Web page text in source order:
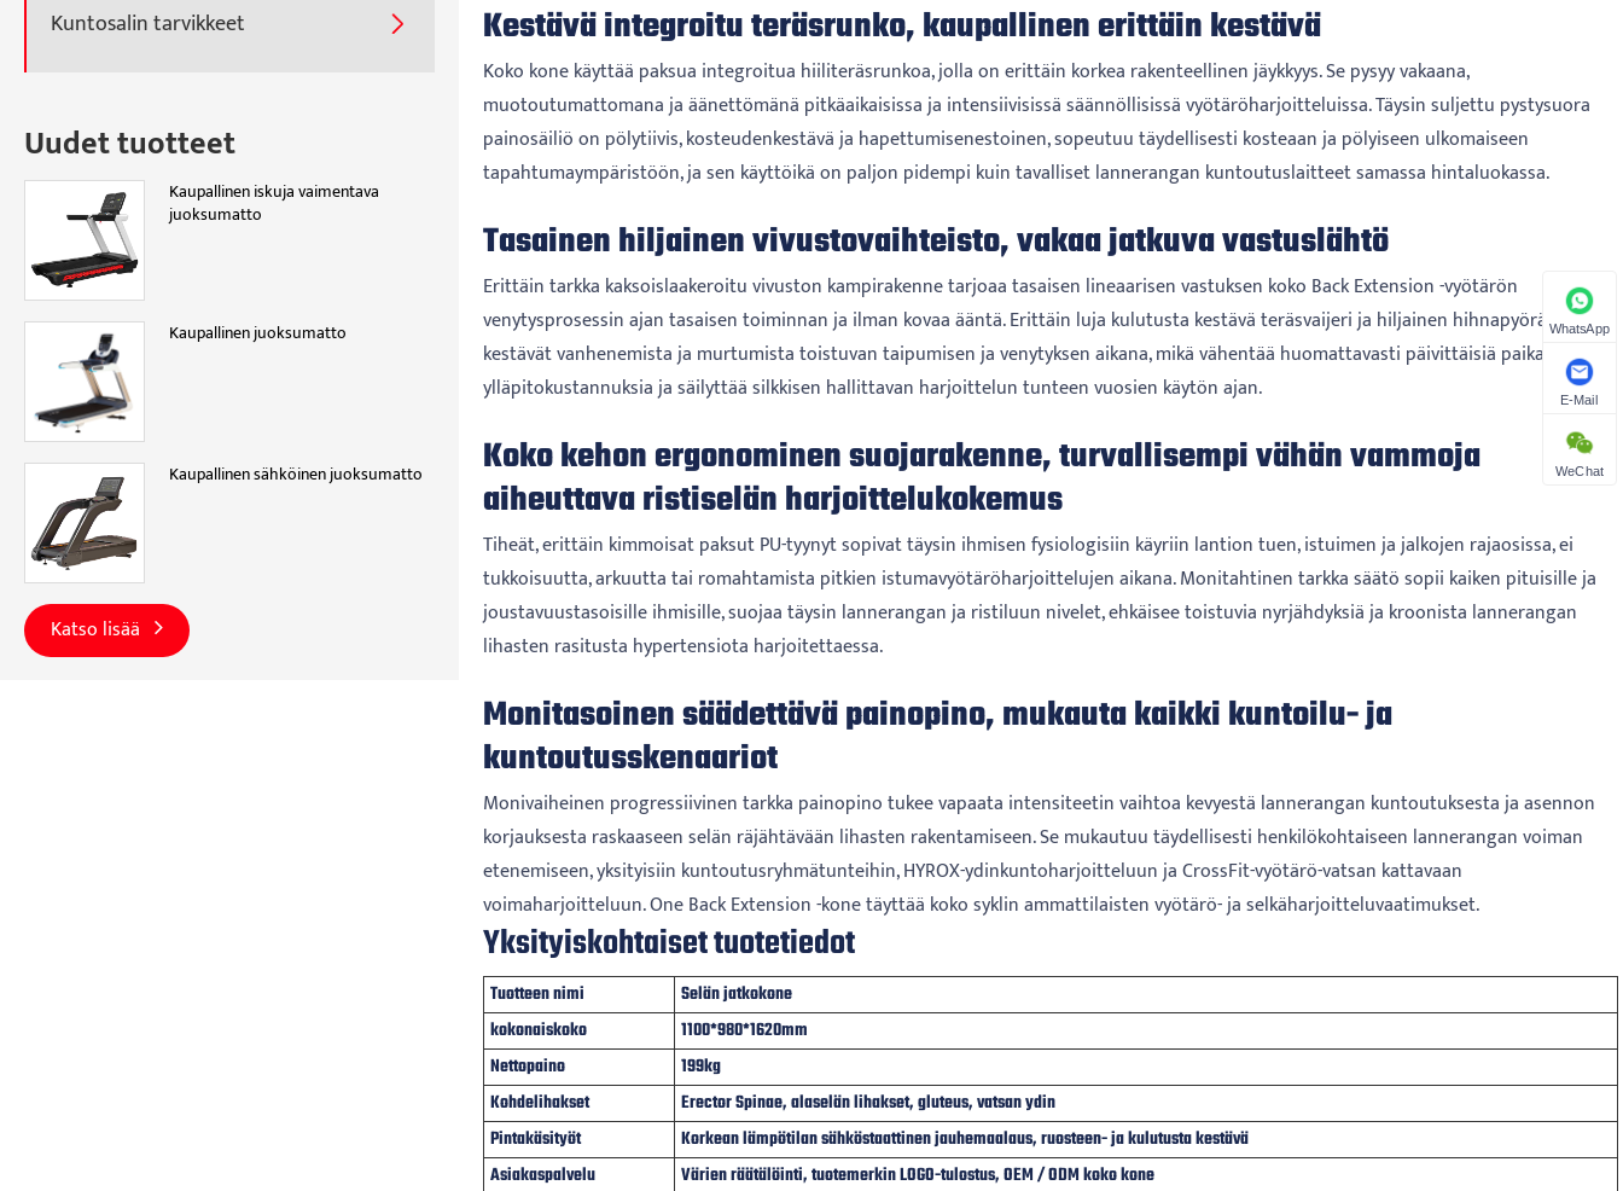
Kuntosalin tarvikkeet 
Uudet tuotteet
Kaupallinen iskuja vaimentava
juoksumatto
Kaupallinen juoksumatto
Kaupallinen sähköinen juoksumatto
Katso lisää
Kestävä integroitu teräsrunko, kaupallinen erittäin kestävä
Koko kone käyttää paksua integroitua hiiliteräsrunkoa, jolla on erittäin korkea rakenteellinen jäykkyys. Se pysyy vakaana,
muotoutumattomana ja äänettömänä pitkäaikaisissa ja intensiivisissä säännöllisissä vyötäröharjoitteluissa. Täysin suljettu pystysuora
painosäiliö on pölytiivis, kosteudenkestävä ja hapettumisenestoinen, sopeutuu täydellisesti kosteaan ja pölyiseen ulkomaiseen
tapahtumaympäristöön, ja sen käyttöikä on paljon pidempi kuin tavalliset lannerangan kuntoutuslaitteet samassa hintaluokassa.
Tasainen hiljainen vivustovaihteisto, vakaa jatkuva vastuslähtö
Erittäin tarkka kaksoislaakeroitu vivuston kampirakenne tarjoaa tasaisen lineaarisen vastuksen koko Back Extension -vyötärön
venytysprosessin ajan tasaisen toiminnan ja ilman kovaa ääntä. Erittäin luja kulutusta kestävä teräsvaijeri ja hiljainen hihnapyöräryhmä
kestävät vanhenemista ja murtumista toistuvan taipumisen ja venytyksen aikana, mikä vähentää huomattavasti päivittäisiä paikan
ylläpitokustannuksia ja säilyttää silkkisen hallittavan harjoittelun tunteen vuosien käytön ajan.
Koko kehon ergonominen suojarakenne, turvallisempi vähän vammoja
aiheuttava ristiselän harjoittelukokemus
Tiheät, erittäin kimmoisat paksut PU-tyynyt sopivat täysin ihmisen fysiologisiin käyriin lantion tuen, istuimen ja jalkojen rajaosissa, ei
tukkoisuutta, arkuutta tai romahtamista pitkien istumavyötäröharjoittelujen aikana. Monitahtinen tarkka säätö sopii kaiken pituisille ja
joustavuustasoisille ihmisille, suojaa täysin lannerangan ja ristiluun nivelet, ehkäisee toistuvia nyrjähdyksiä ja kroonista lannerangan
lihasten rasitusta hypertensiota harjoitettaessa.
Monitasoinen säädettävä painopino, mukauta kaikki kuntoilu- ja
kuntoutusskenaariot
Monivaiheinen progressiivinen tarkka painopino tukee vapaata intensiteetin vaihtoa kevyestä lannerangan kuntoutuksesta ja asennon
korjauksesta raskaaseen selän räjähtävään lihasten rakentamiseen. Se mukautuu täydellisesti henkilökohtaiseen lannerangan voiman
etenemiseen, yksityisiin kuntoutusryhmätunteihin, HYROX-ydinkuntoharjoitteluun ja CrossFit-vyötärö-vatsan kattavaan
voimaharjoitteluun. One Back Extension -kone täyttää koko syklin ammattilaisten vyötärö- ja selkäharjoitteluvaatimukset.
Yksityiskohtaiset tuotetiedot
Tuotteen nimi
Selän jatkokone
kokonaiskoko
1100*980*1620mm
Nettopaino
199kg
Kohdelihakset
Erector Spinae, alaselän lihakset, gluteus, vatsan ydin
Pintakäsityöt
Korkean lämpötilan sähköstaattinen jauhemaalaus, ruosteen- ja kulutusta kestävä
Asiakaspalvelu
Värien räätälöinti, tuotemerkin LOGO-tulostus, OEM / ODM koko kone
WhatsApp
E-Mail
WeChat